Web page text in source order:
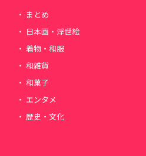
まとめ
日本画・浮世絵
着物・和服
和雑貨
和菓子
エンタメ
歴史・文化